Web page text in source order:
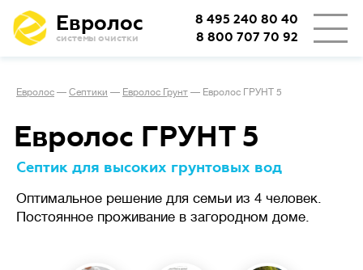
Евролос
системы очистки
8 495 240 80 40
8 800 707 70 92
Евролос — Септики — Евролос Грунт — Евролос ГРУНТ 5
Евролос ГРУНТ 5
Септик для высоких грунтовых вод
Оптимальное решение для семьи из 4 человек.
Постоянное проживание в загородном доме.
станции.Сезонноепроживание
(дача или дом выходного дня)